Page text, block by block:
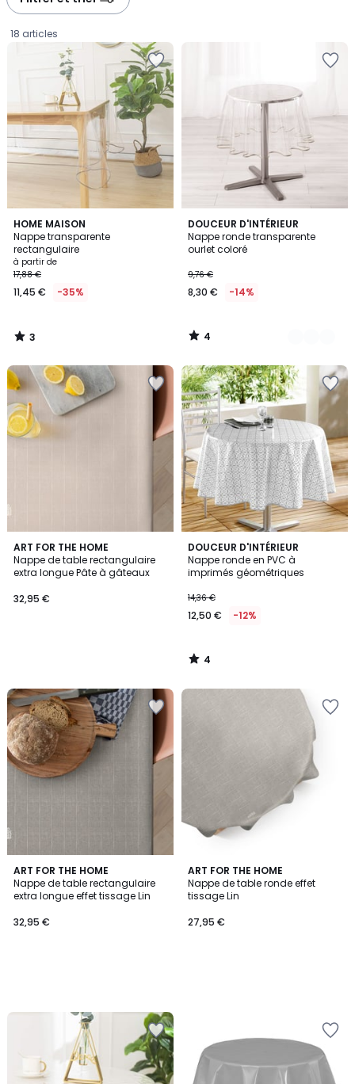
18 articles
HOME MAISON
Nappe transparente
rectangulaire
Prix
à
partir
11,45
€
lieu
de
17,88
€
35%
à partir de
17,88 €
11,45 € -35%
3
/
5
3
/
DOUCEUR D'INTÉRIEUR
Nappe ronde transparente
ourlet coloré
9,76 €
8,30 € -14%
4
/
5
3
Couleurs
4
/
ART FOR THE HOME
Nappe de table rectangulaire
extra longue Pâte à gâteaux
32,95 €
DOUCEUR D'INTÉRIEUR
Nappe ronde en PVC à
imprimés géométriques
14,36 €
12,50 € -12%
4
/
5
4
/
ART FOR THE HOME
Nappe de table rectangulaire
extra longue effet tissage Lin
32,95 €
ART FOR THE HOME
Nappe de table ronde effet
tissage Lin
27,95 €